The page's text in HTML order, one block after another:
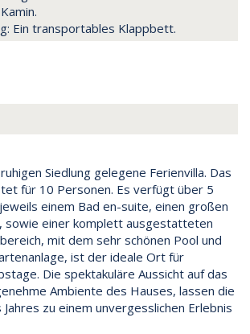
Ein transportables Klappbett.
Siedlung gelegene Ferienvilla. Das
für 10 Personen. Es verfügt über 5
einem Bad en-suite, einen großen
sowie einer komplett ausgestatteten
mit dem sehr schönen Pool und
ist der ideale Ort für
Die spektakuläre Aussicht auf das
Ambiente des Hauses, lassen die
zu einem unvergesslichen Erlebnis